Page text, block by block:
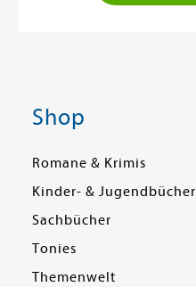
Shop
Romane & Krimis
Kinder- & Jugendbücher
Sachbücher
Tonies
Themenwelt